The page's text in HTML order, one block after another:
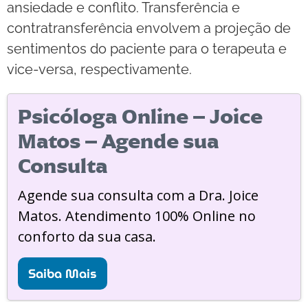
ansiedade e conflito. Transferência e
contratransferência envolvem a projeção de
sentimentos do paciente para o terapeuta e
vice-versa, respectivamente.
Psicóloga Online – Joice
Matos – Agende sua
Consulta
Agende sua consulta com a Dra. Joice
Matos. Atendimento 100% Online no
conforto da sua casa.
Saiba Mais